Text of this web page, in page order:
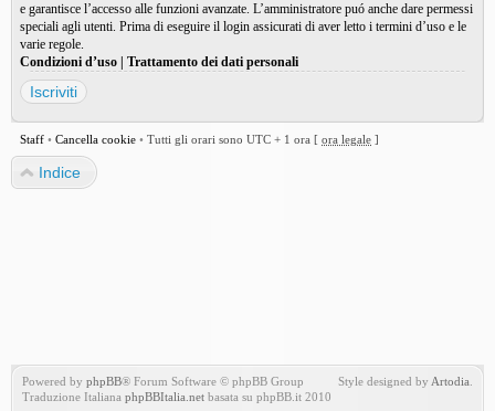
e garantisce l’accesso alle funzioni avanzate. L’amministratore puó anche dare permessi
speciali agli utenti. Prima di eseguire il login assicurati di aver letto i termini d’uso e le
varie regole.
Condizioni d’uso
Trattamento dei dati personali
Iscriviti
Staff • Cancella cookie • Tutti gli orari sono UTC + 1 ora [ ora legale ]
Indice
Powered by phpBB® Forum Software © phpBB Group
Traduzione Italiana phpBBItalia.net basata su phpBB.it 2010
Style designed by Artodia